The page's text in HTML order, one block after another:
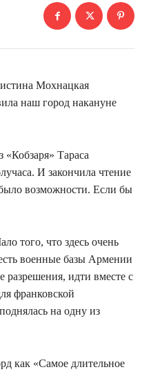
Мохнацкая
наш город накануне
Тараса
И закончила чтение
было возможности. Если бы
того, что здесь очень
военные базы Армении
идти вместе с
франковской
на одну из
как «Самое длительное